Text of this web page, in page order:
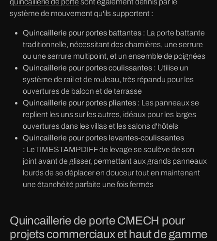
système de mouvement qu'ils supportent :
Quincaillerie pour portes battantes : La porte battante
traditionnelle, nécessitant des charnières, une serrure
ou une serrure multipoint, et un ensemble de poignées
Quincaillerie pour portes coulissantes : Utilise un
système de rail et de rouleau, très répandu pour les
ouvertures de balcon et de terrasse
Quincaillerie pour portes pliantes : Les panneaux se
replient les uns sur les autres, idéaux pour les larges
ouvertures dans les villas et les salons d'hôtels
Quincaillerie pour portes levantes-coulissantes
: LeTIMESTAMPDIFF de levage se soulève de son
joint avant de glisser, permettant aux grands panneaux
lourds de se déplacer en douceur tout en maintenant
une étanchéité parfaite une fois fermés
Quincaillerie de porte CMECH pour
projets commerciaux et haut de gamme